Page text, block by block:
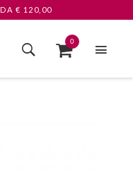
DA € 120,00
0